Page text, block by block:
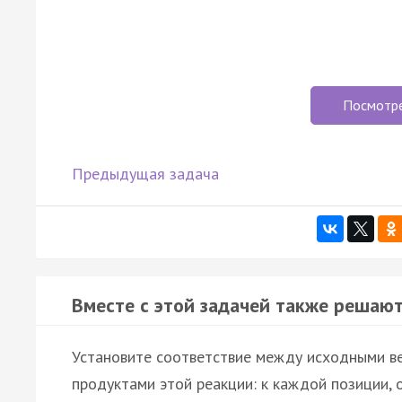
Предыдущая задача
Вместе с этой задачей также
Установите соответствие между исходными
продуктами этой реакции: к каждой позиции,